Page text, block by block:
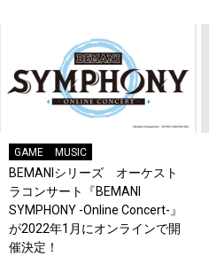
GAME MUSIC
BEMANIシリーズ オーケスト
ラコンサート『BEMANI
SYMPHONY -Online Concert-』
が2022年1月にオンラインで開
催決定！